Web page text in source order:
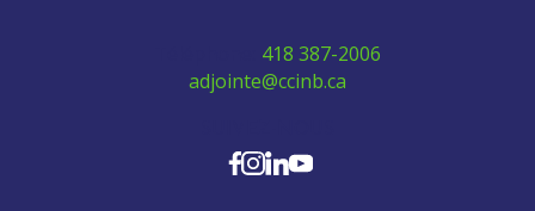
418 387-2006
adjointe@ccinb.ca